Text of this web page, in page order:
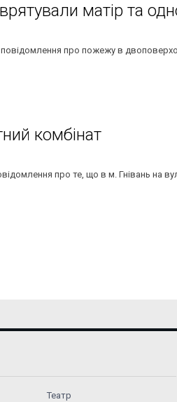
матір та
повідомлення про пожежу в
комбінат
про те, що в м. Гнівань на
Театр